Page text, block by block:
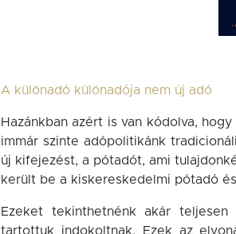
A különadó különadója nem új adó
Hazánkban azért is van kódolva,
immár szinte adópolitikánk
új kifejezést, a pótadót, ami
került be a kiskereskedelmi pótadó
Ezeket tekinthetnénk akár
tartottuk indokoltnak. Ezek az